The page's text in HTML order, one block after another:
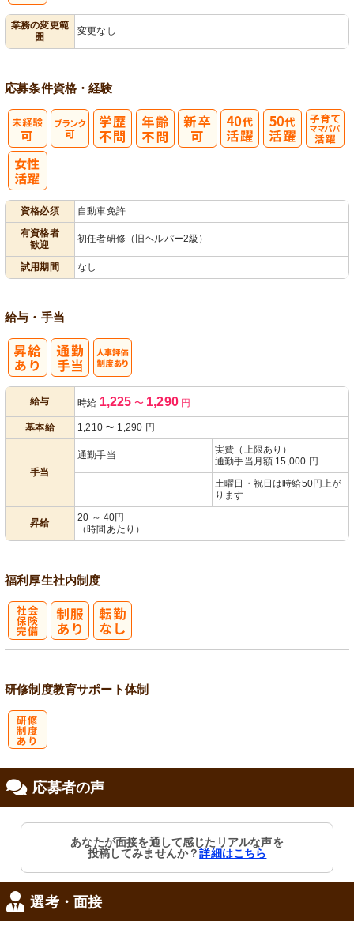
業務の変更範
囲
変更なし
応募条件資格・経験
資格必須
自動車免許
有資格者
歓迎
初任者研修（旧ヘルパー2級）
試用期間 なし
給与・手当
給与 時給 1,225 〜 1,290円
基本給 1,210 〜 1,290 円
手当
通勤手当
実費（上限あり）
通勤手当月額 15,000 円
土曜日・祝日は時給50円上が
ります
昇給
20 ～ 40円
（時間あたり）
福利厚生社内制度
研修制度教育サポート体制
応募者の声
あなたが面接を通して感じたリアルな声を
投稿してみませんか？詳細はこちら
選考・面接